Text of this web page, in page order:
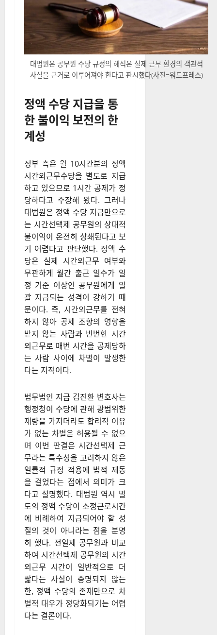
대법원은 공무원 수당 규정의 해석은 실제 근무 환경의 객관적
사실을 근거로 이루어져야 한다고 판시했다(사진=워드프레스)
정액 수당 지급을 통
한 불이익 보전의 한
계성
정부 측은 월 10시간분의 정액
시간외근무수당을 별도로 지급
하고 있으므로 1시간 공제가 정
당하다고 주장해 왔다. 그러나
대법원은 정액 수당 지급만으로
는 시간선택제 공무원의 상대적
불이익이 온전히 상쇄된다고 보
기 어렵다고 판단했다. 정액 수
당은 실제 시간외근무 여부와
무관하게 월간 출근 일수가 일
정 기준 이상인 공무원에게 일
괄 지급되는 성격이 강하기 때
문이다. 즉, 시간외근무를 전혀
하지 않아 공제 조항의 영향을
받지 않는 사람과 빈번한 시간
외근무로 매번 시간을 공제당하
는 사람 사이에 차별이 발생한
다는 지적이다.
법무법인 지금 김진환 변호사는
행정청이 수당에 관해 광범위한
재량을 가지더라도 합리적 이유
가 없는 차별은 허용될 수 없으
며 이번 판결은 시간선택제 근
무라는 특수성을 고려하지 않은
일률적 규정 적용에 법적 제동
을 걸었다는 점에서 의미가 크
다고 설명했다. 대법원 역시 별
도의 정액 수당이 소정근로시간
에 비례하여 지급되어야 할 성
질의 것이 아니라는 점을 분명
히 했다. 전일제 공무원과 비교
하여 시간선택제 공무원의 시간
외근무 시간이 일반적으로 더
짧다는 사실이 증명되지 않는
한, 정액 수당의 존재만으로 차
별적 대우가 정당화되기는 어렵
다는 결론이다.